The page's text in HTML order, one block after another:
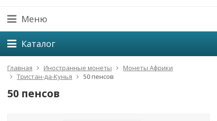
Меню
Каталог
Главная Иностранные монеты
Монеты Африки
Тристан-да-Кунья
50 пенсов
50 пенсов